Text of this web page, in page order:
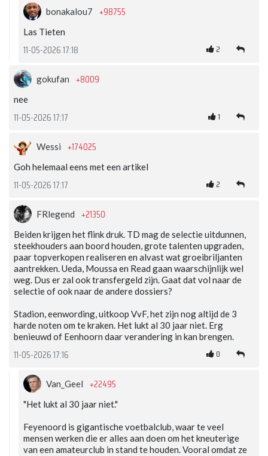
bonakalou7 +98755
Las Tieten
11-05-2026 17:18 2
gokufan +8009
nee
11-05-2026 17:17 1
Wessi +174025
Goh helemaal eens met een artikel
11-05-2026 17:17 2
FRlegend +21350
Beiden krijgen het flink druk. TD mag de selectie uitdunnen,
steekhouders aan boord houden, grote talenten upgraden,
paar topverkopen realiseren en alvast wat groeibriljanten
aantrekken. Ueda, Moussa en Read gaan waarschijnlijk wel
weg. Dus er zal ook transfergeld zijn. Gaat dat vol naar de
selectie of ook naar de andere dossiers?
Stadion, eenwording, uitkoop VvF, het zijn nog altijd de 3
harde noten om te kraken. Het lukt al 30 jaar niet. Erg
benieuwd of Eenhoorn daar verandering in kan brengen.
11-05-2026 17:16 0
Van_Geel +22495
"Het lukt al 30 jaar niet."
Feyenoord is gigantische voetbalclub, waar te veel
mensen werken die er alles aan doen om het kneuterige
van een amateurclub in stand te houden. Vooral omdat ze